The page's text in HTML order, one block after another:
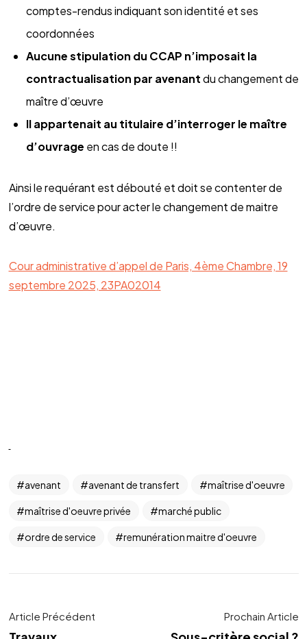
comptes-rendus indiquant son identité et ses
coordonnées
Aucune stipulation du CCAP n’imposait la
contractualisation par avenantdu changement de
maître d’œuvre
Il appartenait au titulaire d’interroger le maître
d’ouvrage en cas de doute !!
Ainsi le requérant est débouté et doit se contenter de
l’ordre de service pour acter le changement de maitre
d’œuvre.
Cour administrative d’appel de Paris, 4ème Chambre, 19
septembre 2025, 23PA02014
avenant avenant de transfert maîtrise d'oeuvre
maîtrise d'oeuvre privée marché public
ordre de service remunération maitre d'oeuvre
Article Précédent Prochain Article